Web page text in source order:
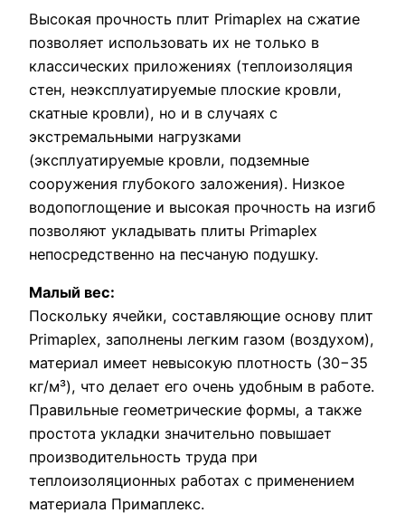
Высокая прочность плит Primaplex на сжатие
позволяет использовать их не только в
классических приложениях (теплоизоляция
стен, неэксплуатируемые плоские кровли,
скатные кровли), но и в случаях с
экстремальными нагрузками
(эксплуатируемые кровли, подземные
сооружения глубокого заложения). Низкое
водопоглощение и высокая прочность на изгиб
позволяют укладывать плиты Primaplex
непосредственно на песчаную подушку.
Малый вес:
Поскольку ячейки, составляющие основу плит
Primaplex, заполнены легким газом (воздухом),
материал имеет невысокую плотность (30−35
кг/м³), что делает его очень удобным в работе.
Правильные геометрические формы, а также
простота укладки значительно повышает
производительность труда при
теплоизоляционных работах с применением
материала Примаплекс.